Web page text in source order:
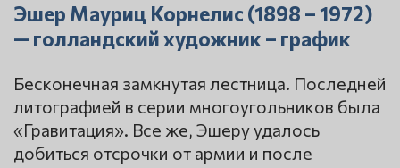
Эшер Мауриц Корнелис (1898 – 1972)
— голландский художник – график
Бесконечная замкнутая лестница. Последней
литографией в серии многоугольников была
«Гравитация». Все же, Эшеру удалось
добиться отсрочки от армии и после